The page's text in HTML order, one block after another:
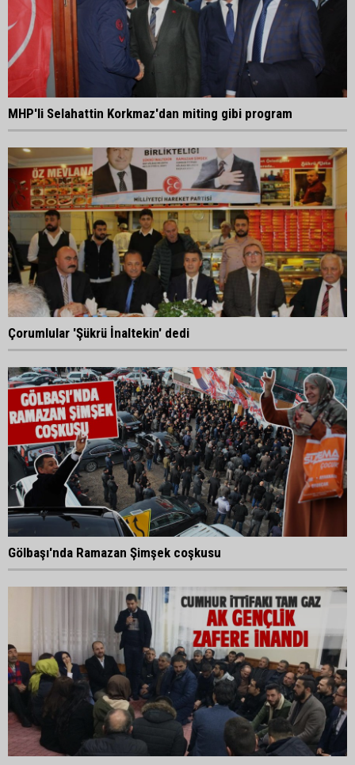
MHP'li Selahattin Korkmaz'dan miting gibi program
Çorumlular 'Şükrü İnaltekin' dedi
Gölbaşı'nda Ramazan Şimşek coşkusu